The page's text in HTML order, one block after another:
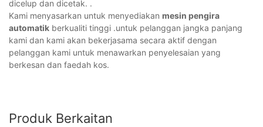
dicelup dan dicetak. .
Kami menyasarkan untuk menyediakan mesin pengira
automatik berkualiti tinggi .untuk pelanggan jangka panjang
kami dan kami akan bekerjasama secara aktif dengan
pelanggan kami untuk menawarkan penyelesaian yang
berkesan dan faedah kos.
Produk Berkaitan